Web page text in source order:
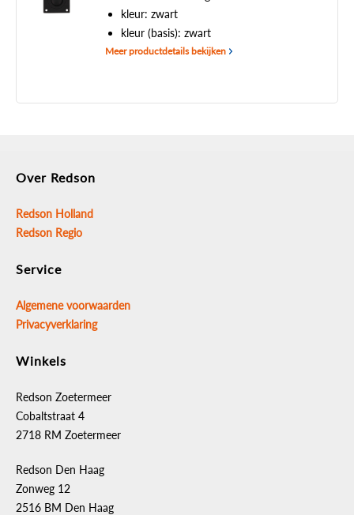
kleur: zwart
kleur (basis): zwart
Meer productdetails bekijken
Over Redson
Redson Holland
Redson Regio
Service
Algemene voorwaarden
Privacyverklaring
Winkels
Redson Zoetermeer
Cobaltstraat 4
2718 RM Zoetermeer
Redson Den Haag
Zonweg 12
2516 BM Den Haag